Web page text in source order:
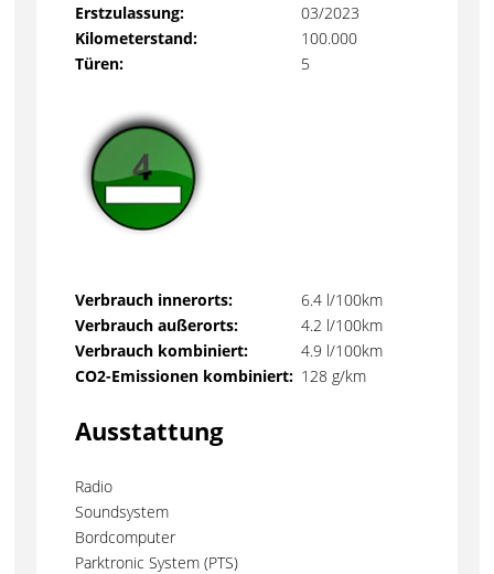
Erstzulassung:
03/2023
Kilometerstand:
100.000
Türen:
5
Verbrauch innerorts:
6.4 l/100km
Verbrauch außerorts:
4.2 l/100km
Verbrauch kombiniert:
4.9 l/100km
CO2-Emissionen kombiniert: 128 g/km
Ausstattung
Radio
Soundsystem
Bordcomputer
Parktronic System (PTS)